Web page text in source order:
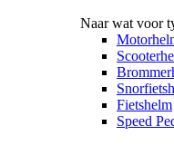
Naar wat voor
Fietshelm
Speed